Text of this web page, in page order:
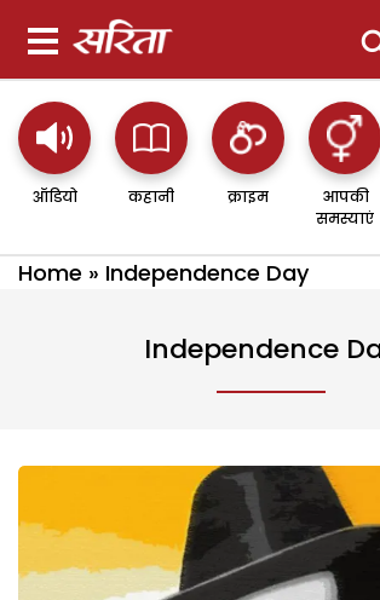
ऑडियो कहानी क्राइम
आपकी
समस्याएं
Home » Independence Day
Independence